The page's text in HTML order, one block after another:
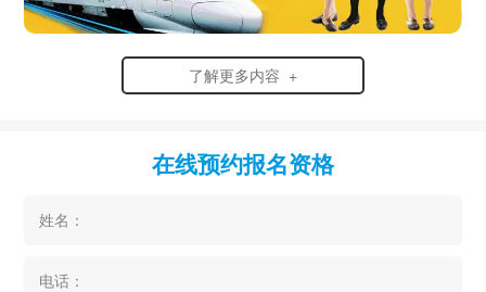
了解更多内容 +
在线预约报名资格
姓名：
电话：